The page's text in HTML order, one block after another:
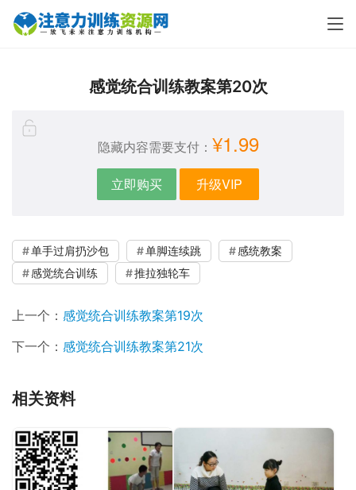
感觉统合训练教案第20次
隐藏内容需要支付： ¥1.99
立即购买 升级VIP
单手过肩扔沙包 单脚连续跳
感统教案
感觉统合训练
推拉独轮车
上一个： 感觉统合训练教案第19次
下一个： 感觉统合训练教案第21次
相关资料